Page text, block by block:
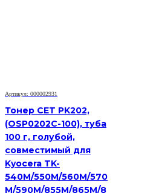
для
Xerox
6600/WC6605
Артикул: 000002931
Тонер CET PK202,
(OSP0202C-100), туба
100 г, голубой,
совместимый для
Kyocera TK-
540M/550M/560M/570
M/590M/855M/865M/8